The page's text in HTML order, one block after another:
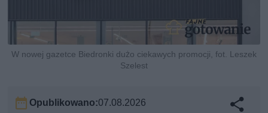
W nowej gazetce Biedronki dużo ciekawych promocji, fot. Leszek
Szelest
Opublikowano:07.08.2026